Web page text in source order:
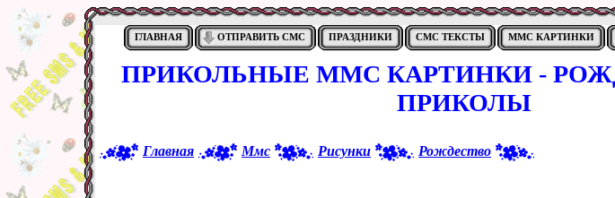
ГЛАВНАЯ ОТПРАВИТЬ СМС ПРАЗДНИКИ СМС ТЕКСТЫ ММС КАРТИНКИ
ПРИКОЛЬНЫЕ ММС КАРТИНКИ -
ПРИКОЛЫ
Главная Ммс Рисунки Рождество